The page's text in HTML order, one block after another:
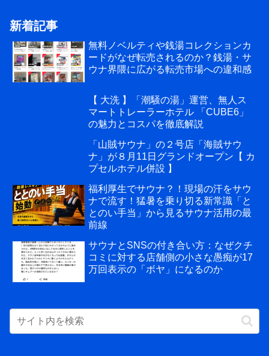
新着記事
無料ノベルティや銭湯コレクションカ
ードがなぜ転売されるのか？銭湯・サ
ウナ界隈に広がる転売市場への違和感
【 大洗 】「潮騒の湯」運営、無人ス
マートトレーラーホテル 「CUBE6」
の魅力とコスパを徹底解説
「山賊サウナ」の２号店「海賊サウ
ナ」が８月11日グランドオープン【 カ
プセルホテル併設 】
福利厚生でサウナ？！現場の汗をサウ
ナで流す！猛暑を乗り切る新常識「と
とのい手当」から見るサウナ活用の最
前線
サウナとSNSの付き合い方：なぜクチ
コミに対する店舗側の小さな愚痴が17
万回表示の「ボヤ」になるのか